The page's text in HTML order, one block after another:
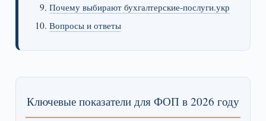
Почему выбирают бухгалтерские-послуги.укр
Вопросы и ответы
Ключевые показатели для ФОП в 2026 году